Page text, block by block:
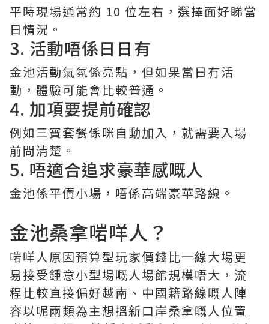
平時現場通常約 10 位左右，選擇面好睇當
日情況。
3. 活動唔係日日有
金池活動氣氛係亮點，但如果當日冇活
動，體驗可能會比較普通。
4. 加項要提前確認
例如三寶套餐係咪自動加入，就需要入場
前問清楚。
5. 唔適合追求豪華感嘅人
金池係平價小場，唔係高端豪華路線。
金池桑拿啱咩人？
啱咩人原因預算型玩家價錢比一線大場更
易接受鍾意小型場嘅人場館規模唔大，流
程比較直接偏好越南、中國籍路線嘅人陣
容以呢兩類為主想搵新口岸桑拿嘅人位置